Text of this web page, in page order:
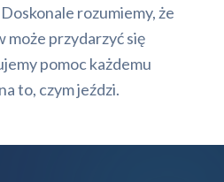
rozumiemy, że
może przydarzyć się
pomoc każdemu
to, czym jeździ.